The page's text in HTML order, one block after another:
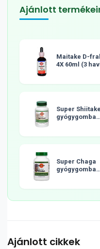
Ajánlott
Maitake D-
4X 60ml (3
Super Shiitake
gyógygomba
Super Chaga
gyógygomba
Ajánlott cikkek